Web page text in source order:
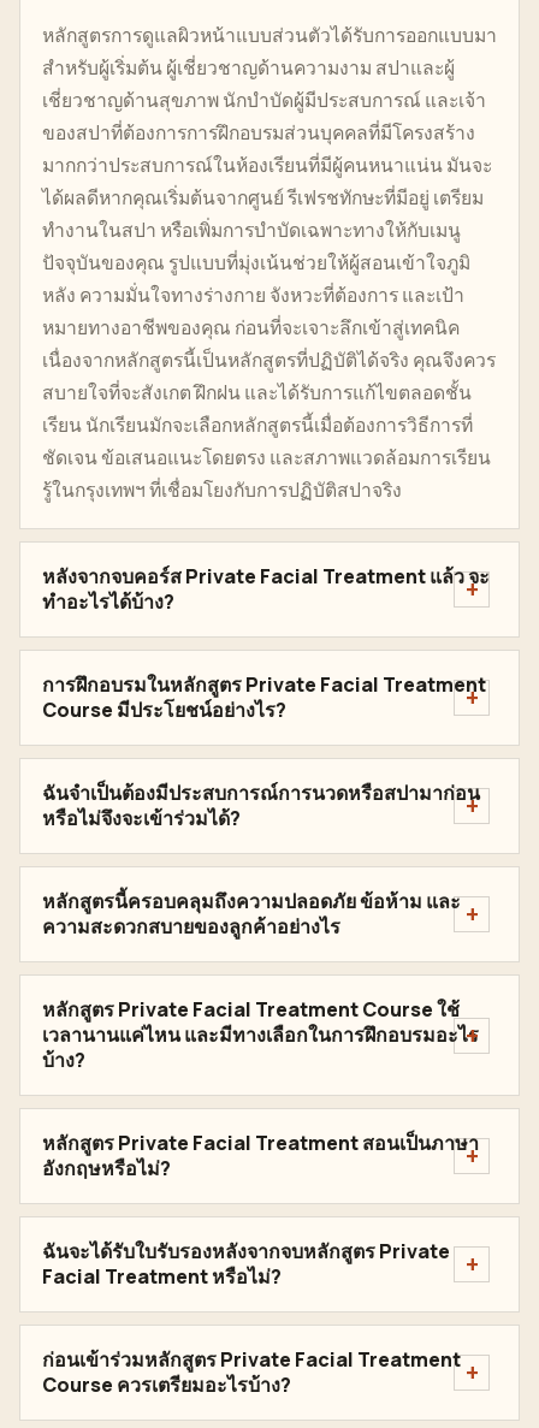
หลักสูตรการดูแลผิวหน้าแบบส่วนตัวได้รับการออกแบบมา
สำหรับผู้เริ่มต้น ผู้เชี่ยวชาญด้านความงาม สปาและผู้
เชี่ยวชาญด้านสุขภาพ นักบำบัดผู้มีประสบการณ์ และเจ้า
ของสปาที่ต้องการการฝึกอบรมส่วนบุคคลที่มีโครงสร้าง
มากกว่าประสบการณ์ในห้องเรียนที่มีผู้คนหนาแน่น มันจะ
ได้ผลดีหากคุณเริ่มต้นจากศูนย์ รีเฟรชทักษะที่มีอยู่ เตรียม
ทำงานในสปา หรือเพิ่มการบำบัดเฉพาะทางให้กับเมนู
ปัจจุบันของคุณ รูปแบบที่มุ่งเน้นช่วยให้ผู้สอนเข้าใจภูมิ
หลัง ความมั่นใจทางร่างกาย จังหวะที่ต้องการ และเป้า
หมายทางอาชีพของคุณ ก่อนที่จะเจาะลึกเข้าสู่เทคนิค
เนื่องจากหลักสูตรนี้เป็นหลักสูตรที่ปฏิบัติได้จริง คุณจึงควร
สบายใจที่จะสังเกต ฝึกฝน และได้รับการแก้ไขตลอดชั้น
เรียน นักเรียนมักจะเลือกหลักสูตรนี้เมื่อต้องการวิธีการที่
ชัดเจน ข้อเสนอแนะโดยตรง และสภาพแวดล้อมการเรียน
รู้ในกรุงเทพฯ ที่เชื่อมโยงกับการปฏิบัติสปาจริง
หลังจากจบคอร์ส Private Facial Treatment แล้ว จะ
ทำอะไรได้บ้าง?
การฝึกอบรมในหลักสูตร Private Facial Treatment
Course มีประโยชน์อย่างไร?
ฉันจำเป็นต้องมีประสบการณ์การนวดหรือสปามาก่อน
หรือไม่จึงจะเข้าร่วมได้?
หลักสูตรนี้ครอบคลุมถึงความปลอดภัย ข้อห้าม และ
ความสะดวกสบายของลูกค้าอย่างไร
หลักสูตร Private Facial Treatment Course ใช้
เวลานานแค่ไหน และมีทางเลือกในการฝึกอบรมอะไร
บ้าง?
หลักสูตร Private Facial Treatment สอนเป็นภาษา
อังกฤษหรือไม่?
ฉันจะได้รับใบรับรองหลังจากจบหลักสูตร Private
Facial Treatment หรือไม่?
ก่อนเข้าร่วมหลักสูตร Private Facial Treatment
Course ควรเตรียมอะไรบ้าง?